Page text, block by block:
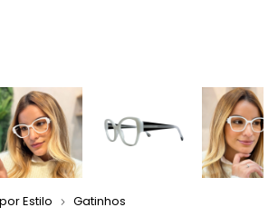
Estilo Gatinhos